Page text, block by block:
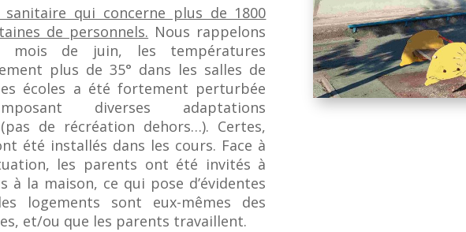
sanitaire qui concerne plus de 1800
de personnels. Nous rappelons
mois de juin, les températures
plus de 35° dans les salles de
écoles a été fortement perturbée
diverses adaptations
de récréation dehors…). Certes,
été installés dans les cours. Face à
les parents ont été invités à
à la maison, ce qui pose d’évidentes
logements sont eux-mêmes des
et/ou que les parents travaillent.